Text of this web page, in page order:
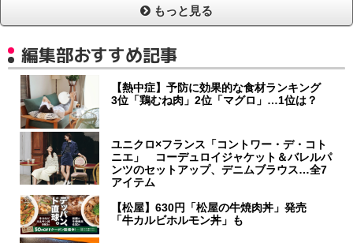
もっと見る
編集部おすすめ記事
【熱中症】予防に効果的な食材ランキング
3位「鶏むね肉」2位「マグロ」…1位は？
ユニクロ×フランス「コントワー・デ・コト
ニエ」 コーデュロイジャケット＆バレルパ
ンツのセットアップ、デニムブラウス…全7
アイテム
【松屋】630円「松屋の牛焼肉丼」発売
「牛カルビホルモン丼」も